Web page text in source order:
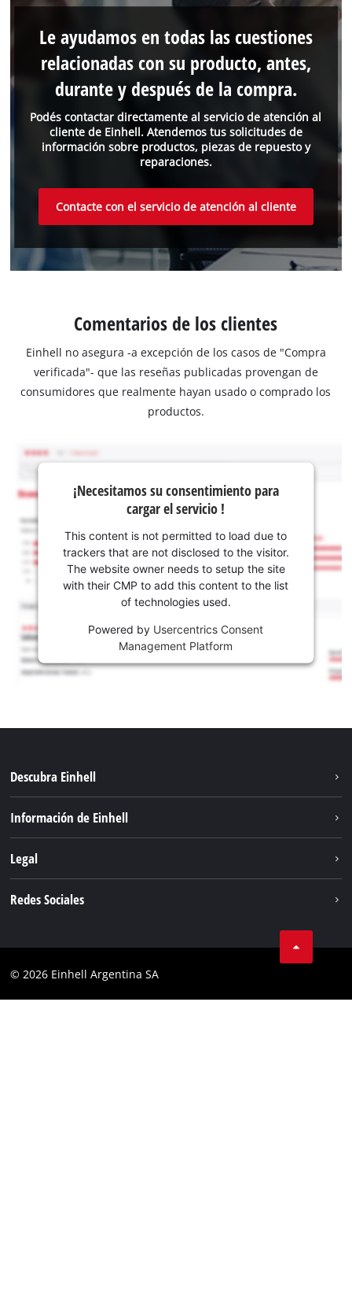
Podés contactar directamente al servicio de atención al
cliente de Einhell. Atendemos tus solicitudes de
información sobre productos, piezas de repuesto y
reparaciones.
Le ayudamos en todas las cuestiones
relacionadas con su producto, antes,
durante y después de la compra.
Contacte con el servicio de atención al cliente
Comentarios de los clientes
Einhell no asegura -a excepción de los casos de "Compra
verificada"- que las reseñas publicadas provengan de
consumidores que realmente hayan usado o comprado los
productos.
¡Necesitamos su consentimiento para
cargar el servicio !
This content is not permitted to load due to
trackers that are not disclosed to the visitor.
The website owner needs to setup the site
with their CMP to add this content to the list
of technologies used.
Powered by Usercentrics Consent
Management Platform
Descubra Einhell
Servicio
Información de Einhell
Einhell global
Legal
Cumplimiento
Redes Sociales
Instagram
© 2026 Einhell Argentina SA